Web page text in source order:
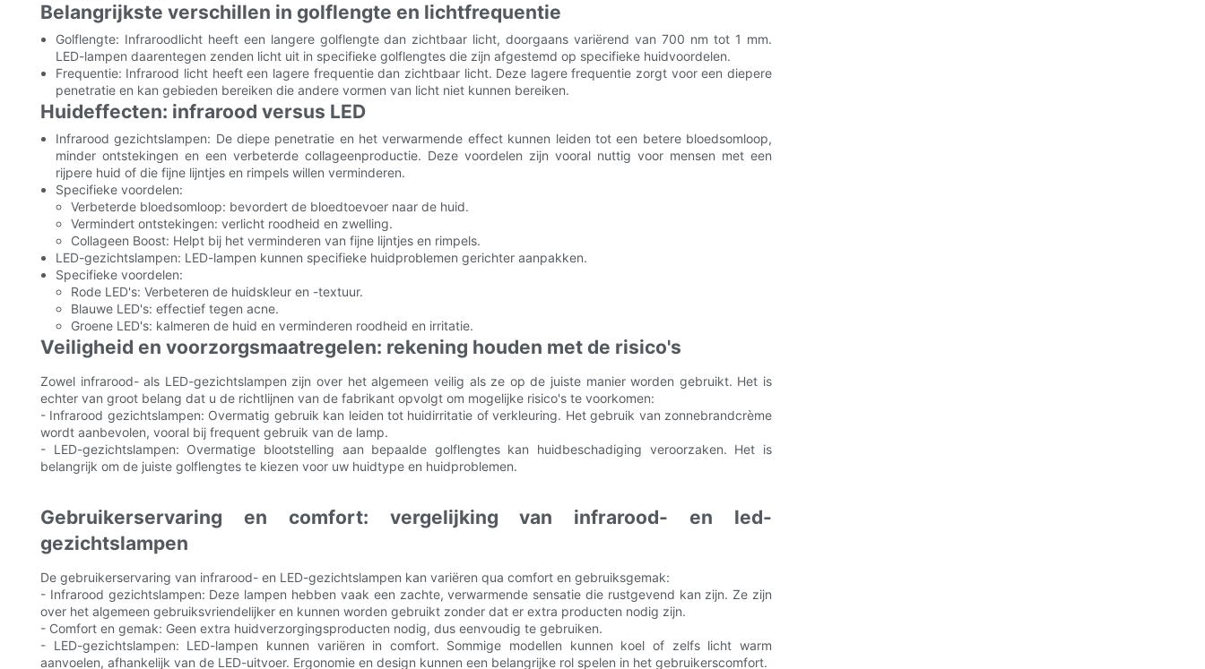
Belangrijkste verschillen in golflengte en lichtfrequentie
Golflengte: Infraroodlicht heeft een langere golflengte dan zichtbaar licht, doorgaans variërend van 700 nm tot 1 mm.
LED-lampen daarentegen zenden licht uit in specifieke golflengtes die zijn afgestemd op specifieke huidvoordelen.
Frequentie: Infrarood licht heeft een lagere frequentie dan zichtbaar licht. Deze lagere frequentie zorgt voor een diepere
penetratie en kan gebieden bereiken die andere vormen van licht niet kunnen bereiken.
Huideffecten: infrarood versus LED
Infrarood gezichtslampen: De diepe penetratie en het verwarmende effect kunnen leiden tot een betere bloedsomloop,
minder ontstekingen en een verbeterde collageenproductie. Deze voordelen zijn vooral nuttig voor mensen met een
rijpere huid of die fijne lijntjes en rimpels willen verminderen.
Specifieke voordelen:
Verbeterde bloedsomloop: bevordert de bloedtoevoer naar de huid.
Vermindert ontstekingen: verlicht roodheid en zwelling.
Collageen Boost: Helpt bij het verminderen van fijne lijntjes en rimpels.
LED-gezichtslampen: LED-lampen kunnen specifieke huidproblemen gerichter aanpakken.
Specifieke voordelen:
Rode LED's: Verbeteren de huidskleur en -textuur.
Blauwe LED's: effectief tegen acne.
Groene LED's: kalmeren de huid en verminderen roodheid en irritatie.
Veiligheid en voorzorgsmaatregelen: rekening houden met de risico's
Zowel infrarood- als LED-gezichtslampen zijn over het algemeen veilig als ze op de juiste manier worden gebruikt. Het is
echter van groot belang dat u de richtlijnen van de fabrikant opvolgt om mogelijke risico's te voorkomen:
- Infrarood gezichtslampen: Overmatig gebruik kan leiden tot huidirritatie of verkleuring. Het gebruik van zonnebrandcrème
wordt aanbevolen, vooral bij frequent gebruik van de lamp.
- LED-gezichtslampen: Overmatige blootstelling aan bepaalde golflengtes kan huidbeschadiging veroorzaken. Het is
belangrijk om de juiste golflengtes te kiezen voor uw huidtype en huidproblemen.
Gebruikerservaring en comfort: vergelijking van infrarood- en led-
gezichtslampen
De gebruikerservaring van infrarood- en LED-gezichtslampen kan variëren qua comfort en gebruiksgemak:
- Infrarood gezichtslampen: Deze lampen hebben vaak een zachte, verwarmende sensatie die rustgevend kan zijn. Ze zijn
over het algemeen gebruiksvriendelijker en kunnen worden gebruikt zonder dat er extra producten nodig zijn.
- Comfort en gemak: Geen extra huidverzorgingsproducten nodig, dus eenvoudig te gebruiken.
- LED-gezichtslampen: LED-lampen kunnen variëren in comfort. Sommige modellen kunnen koel of zelfs licht warm
aanvoelen, afhankelijk van de LED-uitvoer. Ergonomie en design kunnen een belangrijke rol spelen in het gebruikerscomfort.